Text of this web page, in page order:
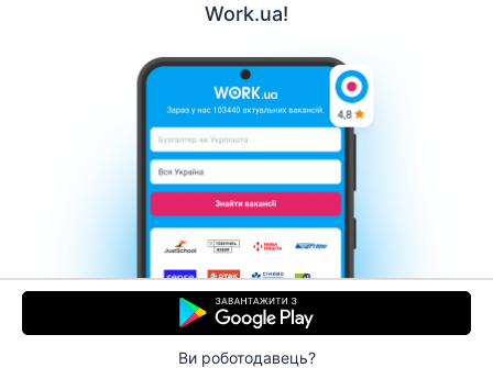
Work.ua!
Ви роботодавець?
Контакти Про нас
Кар’єра
Допомога Умови використання